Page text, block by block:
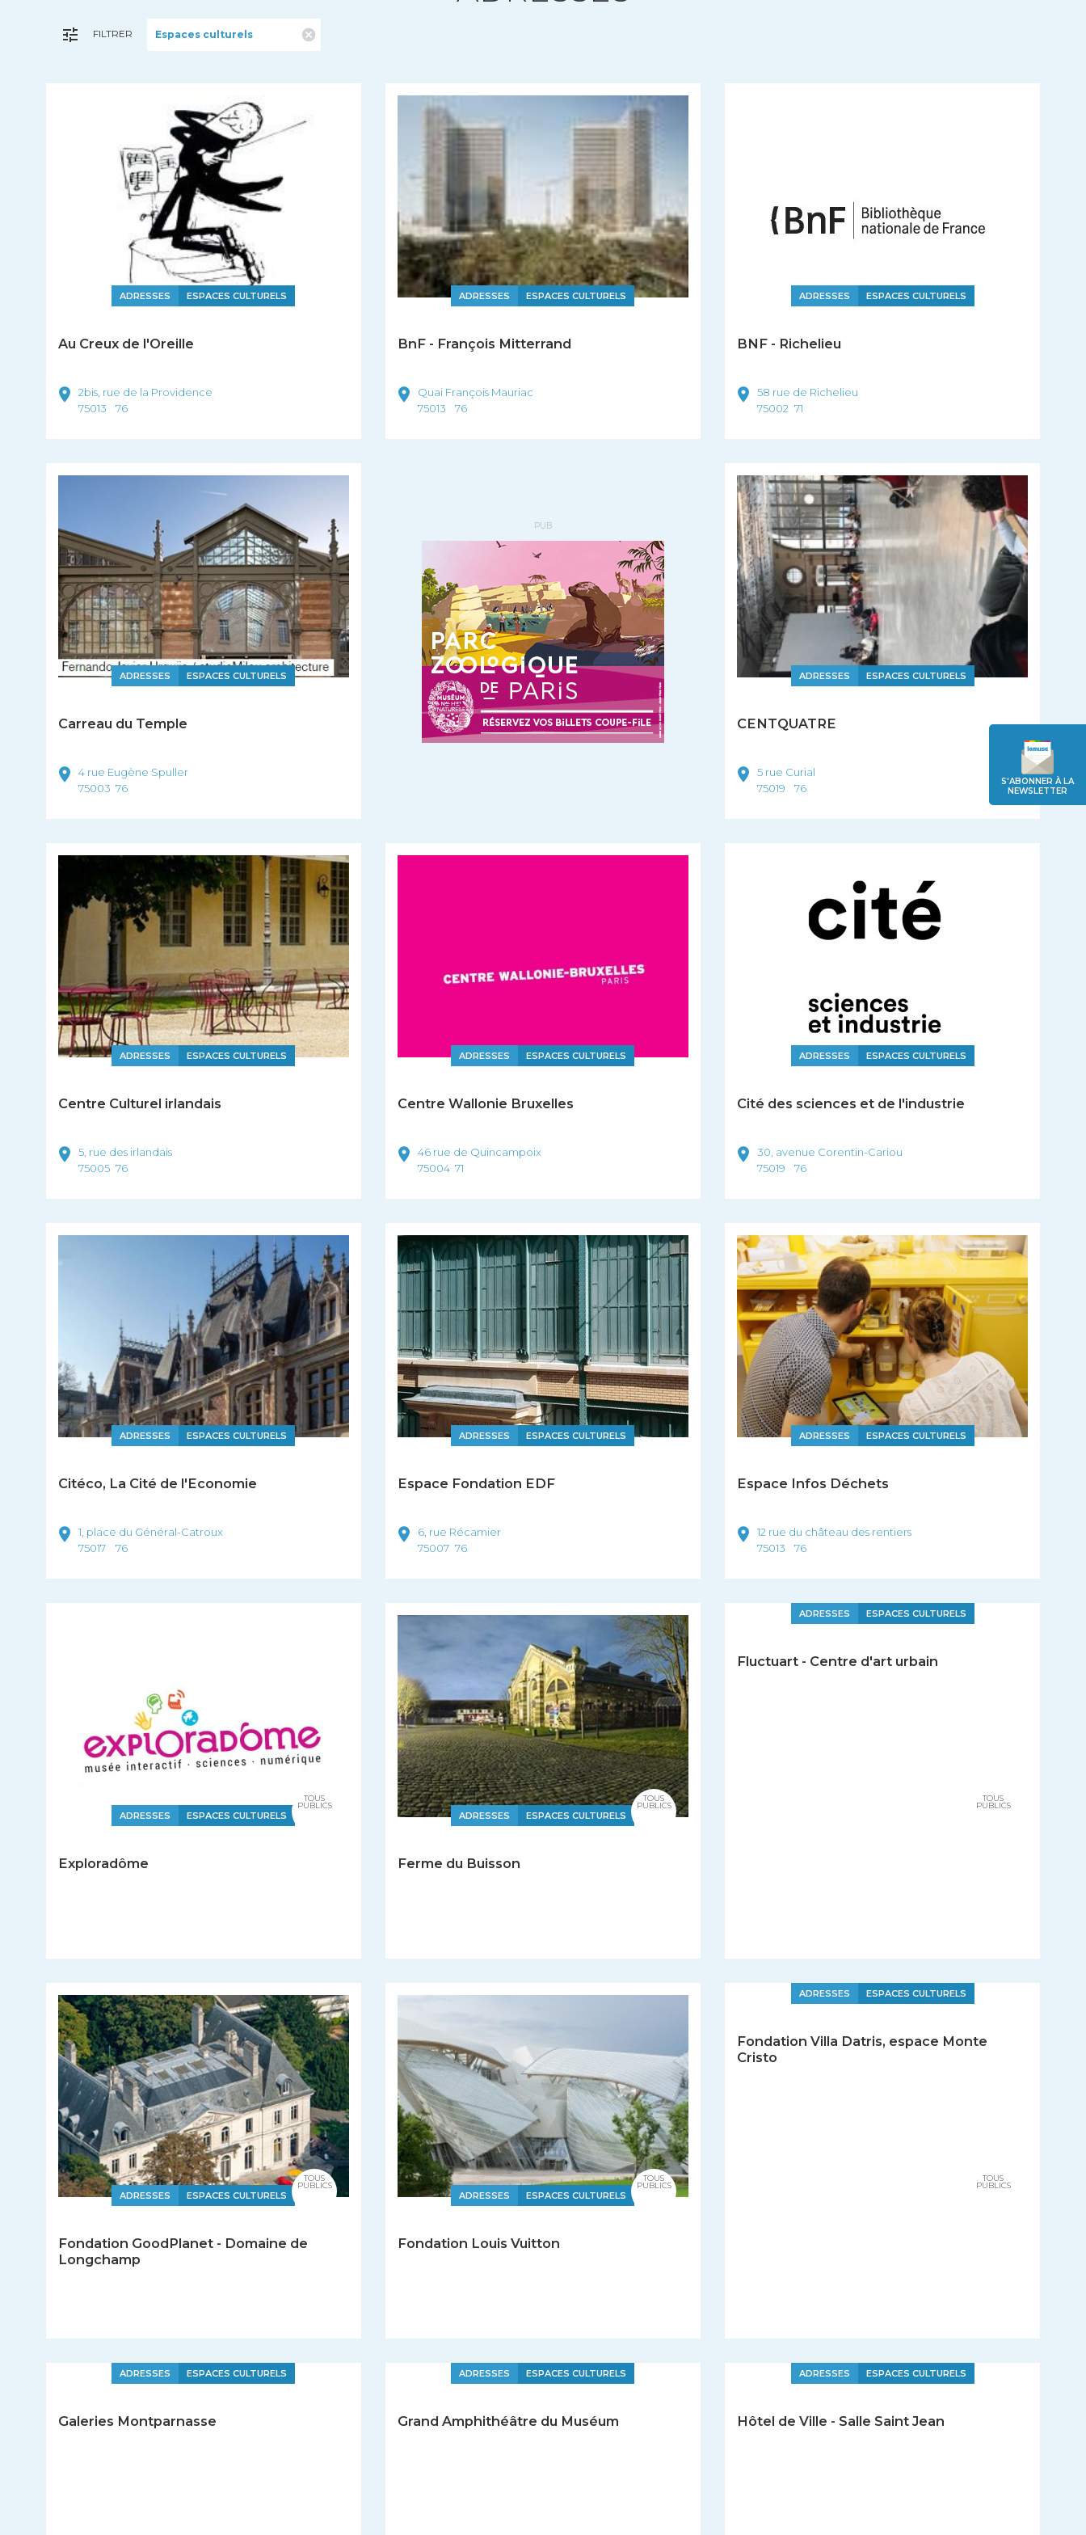
S'ABONNER À LA
NEWSLETTER
FILTRER Espaces culturels
ADRESSES ESPACES CULTURELS
Au Creux de l'Oreille
2bis, rue de la Providence
75013
76
ADRESSES ESPACES CULTURELS
BnF - François Mitterrand
Quai François Mauriac
75013
76
ADRESSES ESPACES CULTURELS
BNF - Richelieu
58 rue de Richelieu
75002 71
ADRESSES ESPACES CULTURELS
Carreau du Temple
4 rue Eugène Spuller
75003 76
PUB
ADRESSES ESPACES CULTURELS
CENTQUATRE
5 rue Curial
75019
76
ADRESSES ESPACES CULTURELS
Centre Culturel irlandais
5, rue des irlandais
75005 76
ADRESSES ESPACES CULTURELS
Centre Wallonie Bruxelles
46 rue de Quincampoix
75004 71
ADRESSES ESPACES CULTURELS
Cité des sciences et de l'industrie
30, avenue Corentin-Cariou
75019
76
ADRESSES ESPACES CULTURELS
Citéco, La Cité de l'Economie
1, place du Général-Catroux
75017
76
ADRESSES ESPACES CULTURELS
Espace Fondation EDF
6, rue Récamier
75007 76
ADRESSES ESPACES CULTURELS
Espace Infos Déchets
12 rue du château des rentiers
75013
76
ADRESSES ESPACES CULTURELS
Exploradôme
TOUS
PUBLICS
ADRESSES ESPACES CULTURELS
Ferme du Buisson
TOUS
PUBLICS
ADRESSES ESPACES CULTURELS
Fluctuart - Centre d'art urbain
TOUS
PUBLICS
ADRESSES ESPACES CULTURELS
Fondation GoodPlanet - Domaine de
Longchamp
TOUS
PUBLICS
ADRESSES ESPACES CULTURELS
Fondation Louis Vuitton
TOUS
PUBLICS
ADRESSES ESPACES CULTURELS
Fondation Villa Datris, espace Monte
Cristo
TOUS
PUBLICS
ADRESSES ESPACES CULTURELS
Galeries Montparnasse
ADRESSES ESPACES CULTURELS
Grand Amphithéâtre du Muséum
ADRESSES ESPACES CULTURELS
Hôtel de Ville - Salle Saint Jean